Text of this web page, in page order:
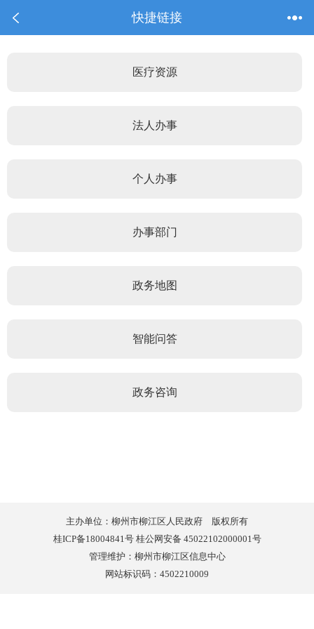
快捷链接
医疗资源
法人办事
个人办事
办事部门
政务地图
智能问答
政务咨询
主办单位：柳州市柳江区人民政府 版权所有
桂ICP备18004841号 桂公网安备 45022102000001号
管理维护：柳州市柳江区信息中心
网站标识码：4502210009